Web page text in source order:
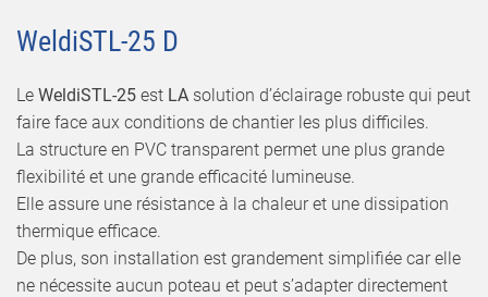
WeldiSTL-25 D
Le WeldiSTL-25 est LA solution d’éclairage robuste qui peut
faire face aux conditions de chantier les plus difficiles.
La structure en PVC transparent permet une plus grande
flexibilité et une grande efficacité lumineuse.
Elle assure une résistance à la chaleur et une dissipation
thermique efficace.
De plus, son installation est grandement simplifiée car elle
ne nécessite aucun poteau et peut s’adapter directement